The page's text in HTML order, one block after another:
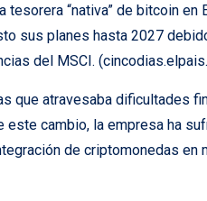
tesorera “nativa” de bitcoin
sus planes hasta 2027
del MSCI.
que atravesaba dificultades
este cambio, la empresa ha
de criptomonedas en